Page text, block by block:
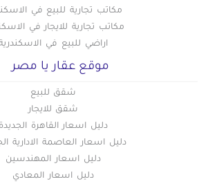
مكاتب تجارية للبيع في
مكاتب تجارية للايجار في
اراضي للبيع في
موقع عقار يا مصر
شقق للبيع
شقق للايجار
دليل اسعار القاهرة الجديدة
دليل اسعار العاصمة الادارية
دليل اسعار المهندسين
دليل اسعار المعادي